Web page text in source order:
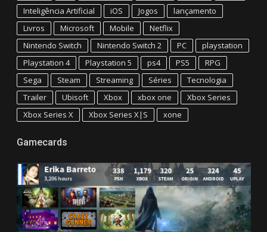
Inteligência Artificial
iOS Jogos
lançamento
Livros
Microsoft Mobile
Netflix
Nintendo Switch
Nintendo Switch 2 PC
playstation
Playstation 4
Playstation 5 ps4 PS5
RPG
Sega
Steam Streaming Séries
Tecnologia
Trailer
Ubisoft Xbox xbox one
Xbox Series
Xbox Series X
Xbox Series X|S xone
Gamecards